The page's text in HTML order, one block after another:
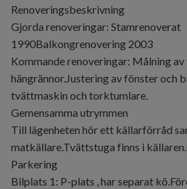
Renoveringsbeskrivning
Gjorda renoveringar: Stamrenoverat
1990Balkongrenovering 2003
Kommande renoveringar: Målning
hängrännor.Justering av fönster och
tvättmaskin och torktumlare.
Gemensamma utrymmen
Till lägenheten hör ett källarförråd
matkällare.Tvättstuga finns i
Parkering
Bilplats 1: P-plats , har separat